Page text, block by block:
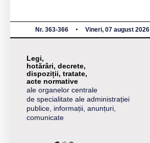
Nr. 363-366 Vineri, 07 august 2026
Legi,
hotărâri, decrete,
dispoziții, tratate,
acte normative
ale organelor centrale
de specialitate ale administrației
publice, informații, anunțuri,
comunicate